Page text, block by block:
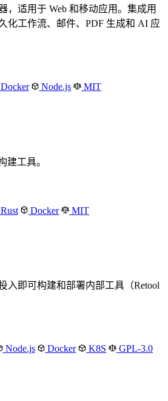
，适用于 Web 和移动应用。集成用
化工作流、邮件、PDF 生成和 AI 应
Node.js MIT
建工具。
Docker MIT
入即可构建和部署内部工具（Retool
Node.js Docker K8S GPL-3.0